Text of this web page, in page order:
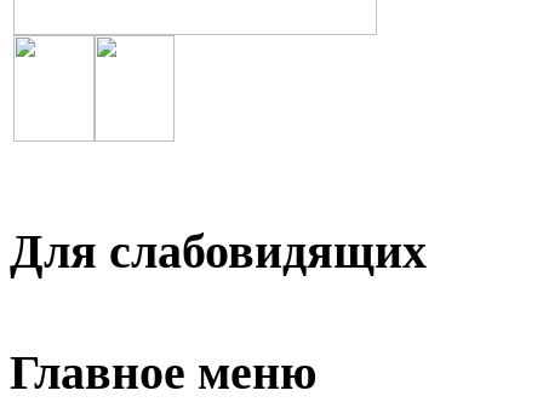
Для слабовидящих
Главное меню